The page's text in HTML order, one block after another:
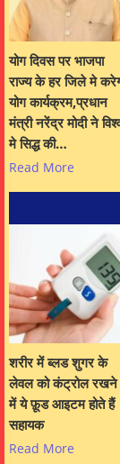
योग दिवस पर भाजपा
राज्य के हर जिले मे
योग कार्यक्रम,प्रधान
मंत्री नरेंद्र मोदी ने
मे सिद्ध की…
Read More
शरीर में ब्लड शुगर के
लेवल को कंट्रोल रखने
में ये फ़ूड आइटम होते हैं
सहायक
Read More